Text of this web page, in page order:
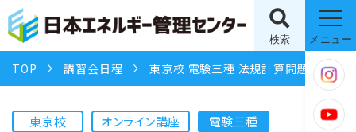
検索 メニュー
TOP 講習会日程 東京校 電験三種 法規計算問題特訓（1日間）Zoom同時開催
東京校 オンライン講座
電験三種